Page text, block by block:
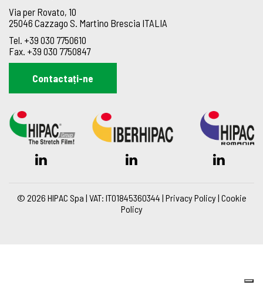
Via per Rovato, 10
25046 Cazzago S. Martino Brescia ITALIA
Tel. +39 030 7750610
Fax. +39 030 7750847
Contactați-ne
© 2026 HIPAC Spa | VAT: IT01845360344 | Privacy Policy| Cookie
Policy